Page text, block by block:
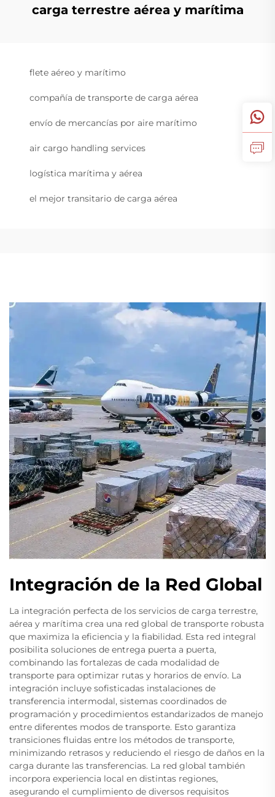
carga terrestre aérea y marítima
flete aéreo y marítimo
compañía de transporte de carga aérea
envío de mercancías por aire marítimo
air cargo handling services
logística marítima y aérea
el mejor transitario de carga aérea
Integración de la Red Global
La integración perfecta de los servicios de carga terrestre,
aérea y marítima crea una red global de transporte robusta
que maximiza la eficiencia y la fiabilidad. Esta red integral
posibilita soluciones de entrega puerta a puerta,
combinando las fortalezas de cada modalidad de
transporte para optimizar rutas y horarios de envío. La
integración incluye sofisticadas instalaciones de
transferencia intermodal, sistemas coordinados de
programación y procedimientos estandarizados de manejo
entre diferentes modos de transporte. Esto garantiza
transiciones fluidas entre los métodos de transporte,
minimizando retrasos y reduciendo el riesgo de daños en la
carga durante las transferencias. La red global también
incorpora experiencia local en distintas regiones,
asegurando el cumplimiento de diversos requisitos